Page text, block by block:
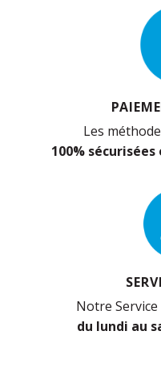
Les
100%
Notre
du lundi au